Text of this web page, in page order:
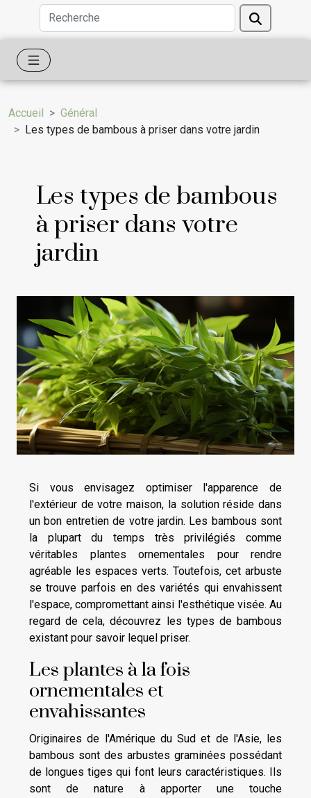
Accueil
Général
Les types de bambous à priser dans votre jardin
Les types de bambous
à priser dans votre
jardin
Si vous envisagez optimiser l'apparence de
l'extérieur de votre maison, la solution réside dans
un bon entretien de votre jardin. Les bambous sont
la plupart du temps très privilégiés comme
véritables plantes ornementales pour rendre
agréable les espaces verts. Toutefois, cet arbuste
se trouve parfois en des variétés qui envahissent
l'espace, compromettant ainsi l'esthétique visée. Au
regard de cela, découvrez les types de bambous
existant pour savoir lequel priser.
Les plantes à la fois
ornementales et
envahissantes
Originaires de l'Amérique du Sud et de l'Asie, les
bambous sont des arbustes graminées possédant
de longues tiges qui font leurs caractéristiques. Ils
sont de nature à apporter une touche